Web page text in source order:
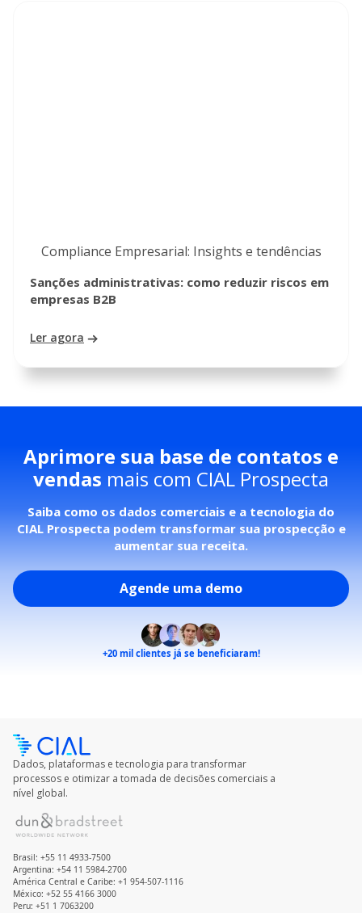
Compliance Empresarial: Insights e tendências
Sanções administrativas: como reduzir riscos em
empresas B2B
Ler agora
Aprimore sua base de contatos e
vendas mais com CIAL Prospecta
Saiba como os dados comerciais e a tecnologia do
CIAL Prospecta podem transformar sua prospecção e
aumentar sua receita.
Agende uma demo
+20 milclientes já se beneficiaram!
Dados, plataformas e tecnologia para transformar
processos e otimizar a tomada de decisões comerciais a
nível global.
Brasil: +55 11 4933-7500
Argentina: +54 11 5984-2700
América Central e Caribe: +1 954-507-1116
México: +52 55 4166 3000
Peru: +51 1 7063200